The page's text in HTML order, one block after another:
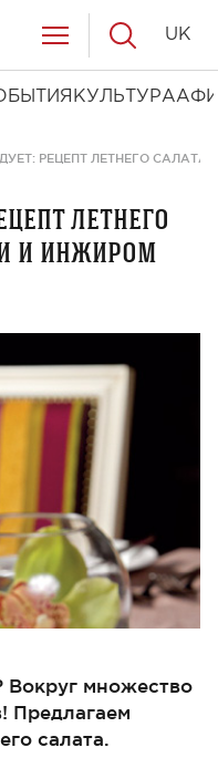
КУЛЬТУРА
UK
РЕЦЕПТ ЛЕТНЕГО
летнего
и инжиром
Вокруг множество
Предлагаем
салата.